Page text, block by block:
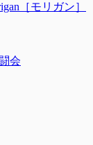
［モリガン］
会